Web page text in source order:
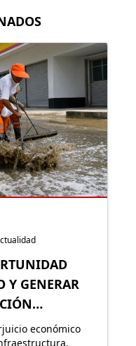
Y GENERAR
económico